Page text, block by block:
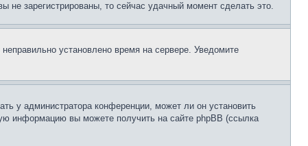
не зарегистрированы, то сейчас удачный момент сделать это.
установлено время на сервере. Уведомите
у администратора конференции, может ли он установить
информацию вы можете получить на сайте phpBB (ссылка